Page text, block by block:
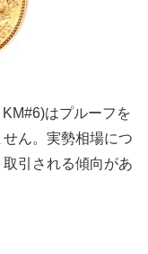
はプルーフを
ん。実勢相場につ
引される傾向があ